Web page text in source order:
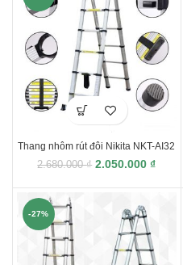
Thang nhôm rút đôi Nikita NKT-AI32
2.680.000₫ 2.050.000 ₫
-27%